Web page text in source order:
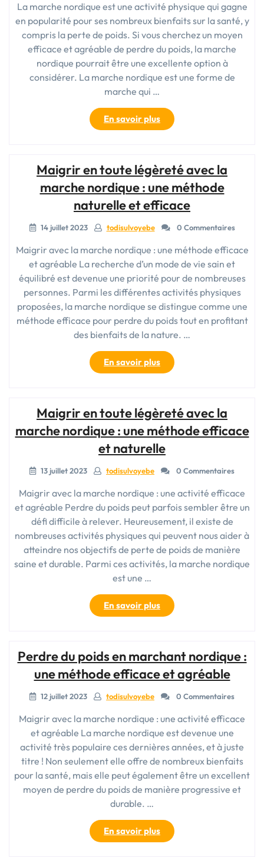
en
toute
santé »
La marche nordique est une activité physique qui gagne
en popularité pour ses nombreux bienfaits sur la santé, y
compris la perte de poids. Si vous cherchez un moyen
efficace et agréable de perdre du poids, la marche
nordique pourrait être une excellente option à
considérer. La marche nordique est une forme de
marche qui …
En savoir plus« La
marche
un
moyen
efficace
pour
perdre
du
poids »
Maigrir en toute légèreté avec la
marche nordique : une méthode
naturelle et efficace
14 juillet 2023 todisulvoyebe 0 Commentaires
Maigrir avec la marche nordique : une méthode efficace
et agréable La recherche d’un mode de vie sain et
équilibré est devenue une priorité pour de nombreuses
personnes. Parmi les différentes activités physiques
proposées, la marche nordique se distingue comme une
méthode efficace pour perdre du poids tout en profitant
des bienfaits de la nature. …
En savoir plus« Maigrir
en
avec
la
marche
nordique
une
méthode
naturelle
efficace »
Maigrir en toute légèreté avec la
marche nordique : une méthode efficace
et naturelle
13 juillet 2023 todisulvoyebe 0 Commentaires
Maigrir avec la marche nordique : une activité efficace
et agréable Perdre du poids peut parfois sembler être un
défi difficile à relever. Heureusement, il existe de
nombreuses activités physiques qui peuvent nous aider à
atteindre nos objectifs de perte de poids de manière
saine et durable. Parmi ces activités, la marche nordique
est une …
En savoir plus« Maigrir
en
avec
la
marche
nordique
une
méthode
efficace
et
naturelle »
Perdre du poids en marchant nordique :
une méthode efficace et agréable
12 juillet 2023 todisulvoyebe 0 Commentaires
Maigrir avec la marche nordique : une activité efficace
et agréable La marche nordique est devenue une
activité très populaire ces dernières années, et à juste
titre ! Non seulement elle offre de nombreux bienfaits
pour la santé, mais elle peut également être un excellent
moyen de perdre du poids de manière progressive et
durable. …
En savoir plus« Perdre
du